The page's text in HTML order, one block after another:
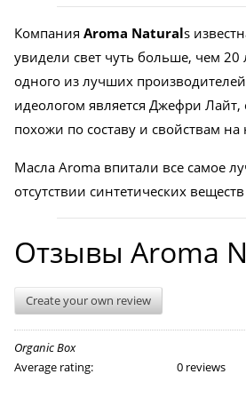
Компания Aroma Naturals
увидели свет чуть больше, чем 20
одного из лучших
идеологом является Джефри
похожи по составу и свойствам
Масла Aroma впитали все самое
отсутствии синтетических
Отзывы Aroma
Create your own review
Organic Box
Average rating:
0 reviews